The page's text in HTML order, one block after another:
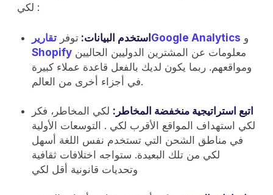
لكي :
استخدم البيانات: توفر تقارير Google Analytics و
Shopify
ومواقعهم. ربما يكون لديك بالفعل قاعدة عملاء كبيرة
في أجزاء أخرى من العالم.
اتبع استراتيجية منخفضة المخاطر: لكي المخاطر، فكر
لكي استهداف المواقع الأقرب لكي . التوسعات الأولية
في مناطق الشحن التي تستخدم نفس اللغة أسهل
لكي من تلك البعيدة. ستواجه اختلافات ثقافية
وتحديات قانونية أقل لكي